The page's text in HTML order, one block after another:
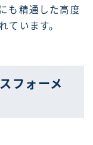
も精通した高度
ています。
フォーメ